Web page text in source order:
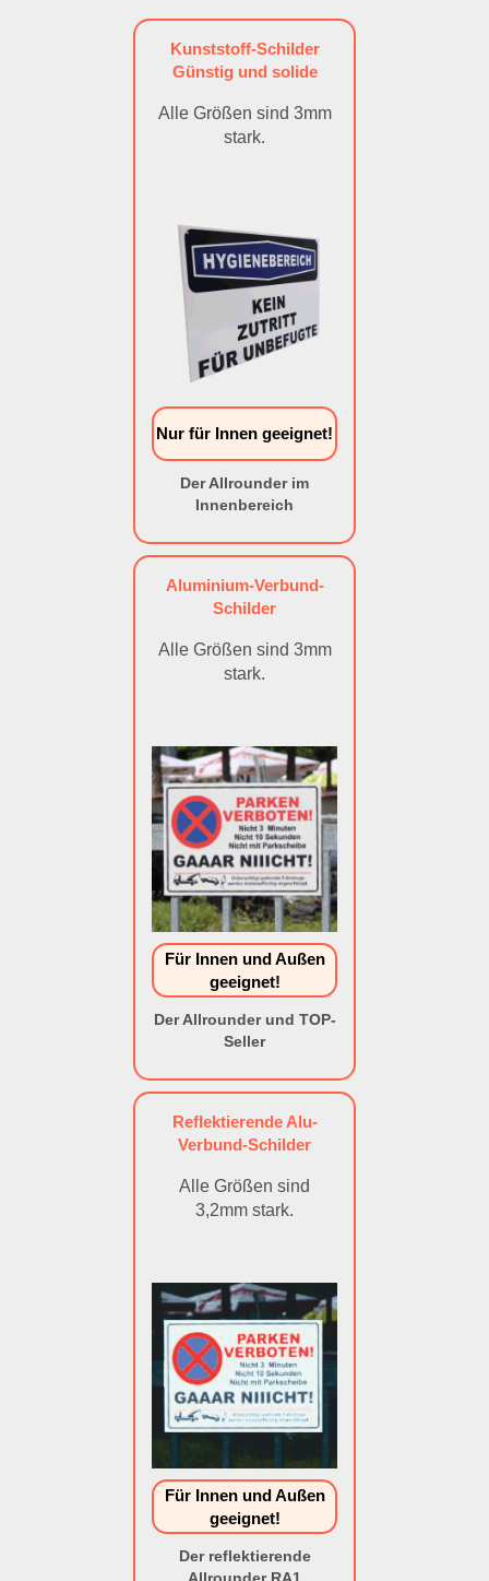
Kunststoff-Schilder
Günstig und solide
Alle Größen sind 3mm
stark.
Nur für Innen geeignet!
Der Allrounder im
Innenbereich
Aluminium-Verbund-
Schilder
Alle Größen sind 3mm
stark.
Für Innen und Außen
geeignet!
Der Allrounder und TOP-
Seller
Reflektierende Alu-
Verbund-Schilder
Alle Größen sind
3,2mm stark.
Für Innen und Außen
geeignet!
Der reflektierende